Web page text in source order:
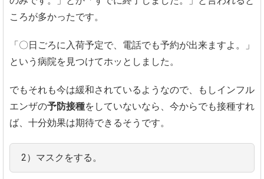
ころが多かったです。
「〇日ごろに入荷予定で、電話でも予約が出来ますよ。」
という病院を見つけてホッとしました。
でもそれも今は緩和されているようなので、もしインフル
エンザの予防接種をしていないなら、今からでも接種すれ
ば、十分効果は期待できるそうです。
2）マスクをする。